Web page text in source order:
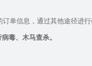
单信息，通过其他途径进
毒、木马查杀。